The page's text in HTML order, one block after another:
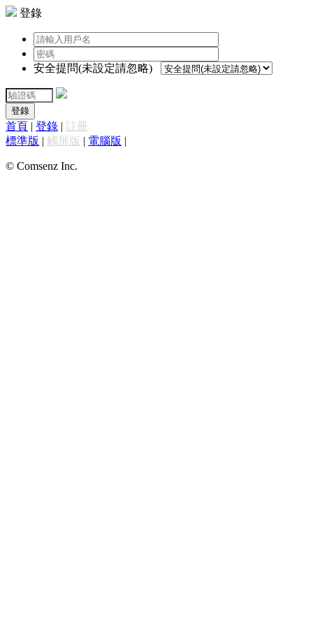
登錄
安全提問(未設定請忽略)
登錄
首頁 | 登錄 | 註冊
標準版 | 觸屏版 | 電腦版 |
© Comsenz Inc.